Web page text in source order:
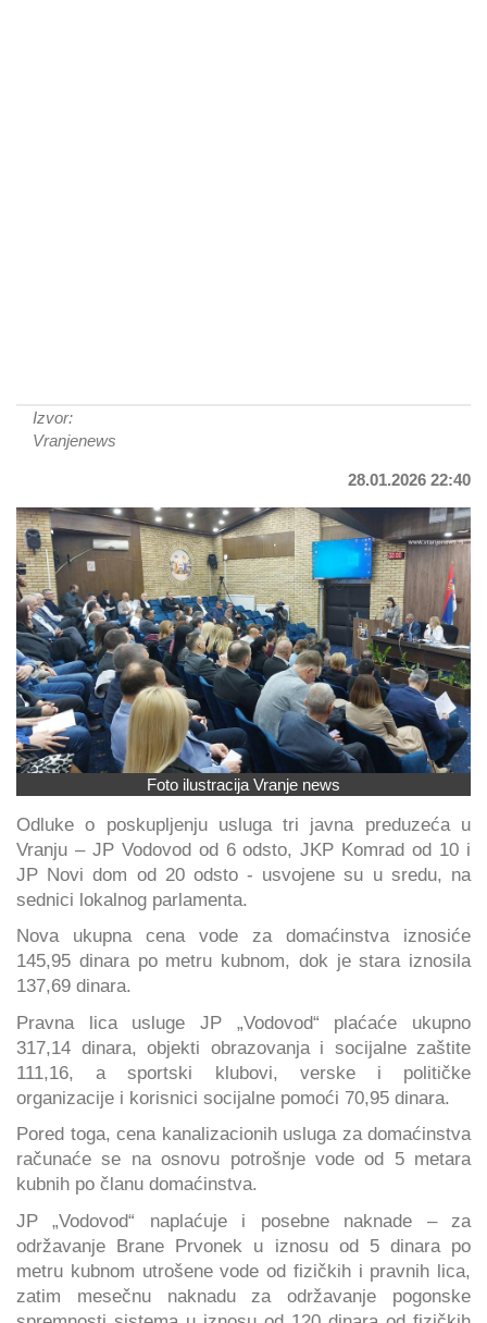
Izvor:
Vranjenews
28.01.2026 22:40
Foto ilustracija Vranje news
Odluke o poskupljenju usluga tri javna preduzeća u
Vranju – JP Vodovod od 6 odsto, JKP Komrad od 10 i
JP Novi dom od 20 odsto - usvojene su u sredu, na
sednici lokalnog parlamenta.
Nova ukupna cena vode za domaćinstva iznosiće
145,95 dinara po metru kubnom, dok je stara iznosila
137,69 dinara.
Pravna lica usluge JP „Vodovod“ plaćaće ukupno
317,14 dinara, objekti obrazovanja i socijalne zaštite
111,16, a sportski klubovi, verske i političke
organizacije i korisnici socijalne pomoći 70,95 dinara.
Pored toga, cena kanalizacionih usluga za domaćinstva
računaće se na osnovu potrošnje vode od 5 metara
kubnih po članu domaćinstva.
JP „Vodovod“ naplaćuje i posebne naknade – za
održavanje Brane Prvonek u iznosu od 5 dinara po
metru kubnom utrošene vode od fizičkih i pravnih lica,
zatim mesečnu naknadu za održavanje pogonske